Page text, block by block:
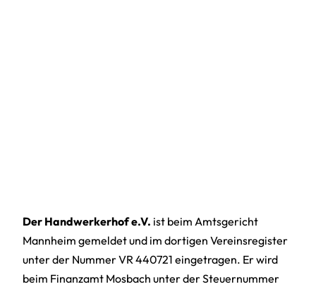
Der Handwerkerhof e.V. ist beim Amtsgericht
Mannheim gemeldet und im dortigen Vereinsregister
unter der Nummer VR 440721 eingetragen. Er wird
beim Finanzamt Mosbach unter der Steuernummer